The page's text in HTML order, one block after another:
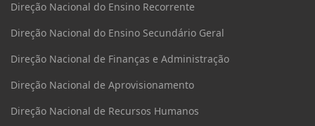
Direção Nacional do Ensino Recorrente
Direção Nacional do Ensino Secundário Geral
Direção Nacional de Finanças e Administração
Direção Nacional de Aprovisionamento
Direção Nacional de Recursos Humanos